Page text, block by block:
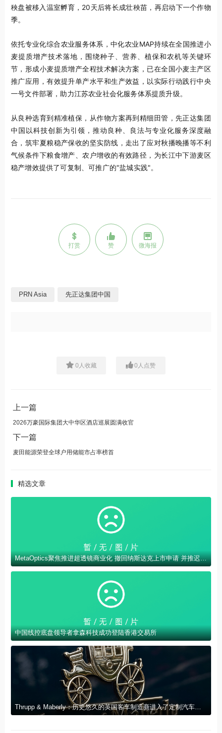
秧盘被移入温室孵育，20天后将长成壮秧苗，再启动下一个作物
季。
依托专业化综合农业服务体系，中化农业MAP持续在全国推进小
麦提质增产技术落地，围绕种子、营养、植保和农机等关键环
节，形成小麦提质增产全程技术解决方案，已在全国小麦主产区
推广应用，有效提升单产水平和生产效益，以实际行动践行中央
一号文件部署，助力江苏农业社会化服务体系提质升级。
从良种选育到精准植保，从作物方案再到精细田管，先正达集团
中国以科技创新为引领，推动良种、良法与专业化服务深度融
合，筑牢夏粮稳产保收的坚实防线，走出了应对秋播晚播等不利
气候条件下粮食增产、农户增收的有效路径，为长江中下游麦区
稳产增效提供了可复制、可推广的"盐城实践"。
打赏 赞 微海报
PRN Asia 先正达集团中国
0 人收藏 0 人点赞
上一篇
2026万豪国际集团大中华区酒店巡展圆满收官
下一篇
麦田能源荣登全球户用储能市占率榜首
精选文章
MetaOptics聚焦推进超透镜商业化 撤回纳斯达克上市申请 并推迟在美国进行双重上市计划
中国线控底盘领导者拿森科技成功登陆香港交易所
Thrupp & Maberly：历史悠久的英国客车制造商进入了定制汽车的新时代